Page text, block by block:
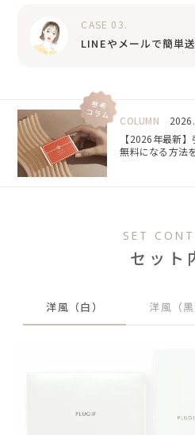
式場の引き出物は引き菓子だけ
利用しました！カード自体もお
ストにはプチギフトと一緒に引
CASE 03.
LINEやメールで簡単送
でいました💦😭できるだけ費用
で、プラギフさんの
出物のURLをLINEやメールで送
持ち込まずに引き出物を用意す
COLUMN
【2026年最新
無料になる方法
SET
セット
洋風（白） 洋風（黒